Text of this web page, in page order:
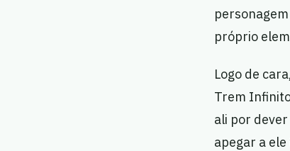
próprio
Logo de
Trem
ali por
apegar a